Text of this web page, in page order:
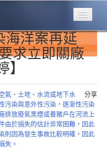
海洋案再延
求立即關廠
分享
氣、土地、水流或地下水
污染與意外性污染，逐漸性污染
排放廢氣黑煙或養豬戶在河流上
由於損失的估計非常困難，因此
則因為發生事故比較明確，因此
失。